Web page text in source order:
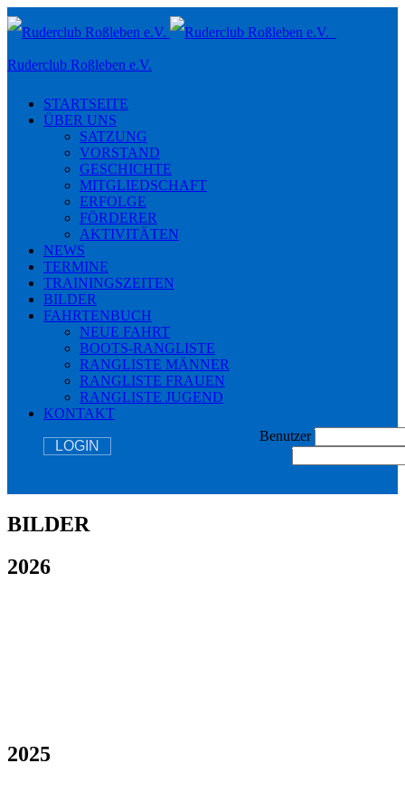
Toggle
navigation
Ruderclub Roßleben e.V.
STARTSEITE
ÜBER UNS
SATZUNG
VORSTAND
GESCHICHTE
MITGLIEDSCHAFT
ERFOLGE
FÖRDERER
AKTIVITÄTEN
NEWS
TERMINE
TRAININGSZEITEN
BILDER
FAHRTENBUCH
NEUE FAHRT
BOOTS-RANGLISTE
RANGLISTE MÄNNER
RANGLISTE FRAUEN
RANGLISTE JUGEND
KONTAKT
LOGIN
Benutzer
BILDER
2026
2025